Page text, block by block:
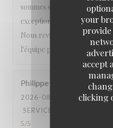
your
accept
clicking
sommes sentis choyés du
exceptionnelle que nous
Nous reviendrons avec
l'équipe pour cette magnifique
Philippe
2026-08-01
- 19:30 -
SERVICE
5/5